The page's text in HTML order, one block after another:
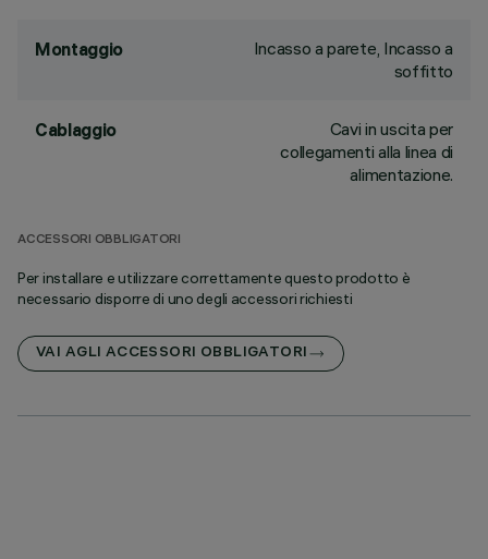
Montaggio
Incasso a parete, Incasso a
soffitto
Cablaggio
Cavi in uscita per
collegamenti alla linea di
alimentazione.
ACCESSORI OBBLIGATORI
Per installare e utilizzare correttamente questo prodotto è
necessario disporre di uno degli accessori richiesti
VAI AGLI ACCESSORI OBBLIGATORI